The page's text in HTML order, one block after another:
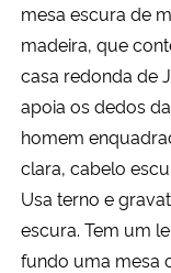
mesa escura de
madeira, que
casa redonda de
apoia os dedos
homem
clara, cabelo
Usa terno e
escura. Tem um
fundo uma mesa